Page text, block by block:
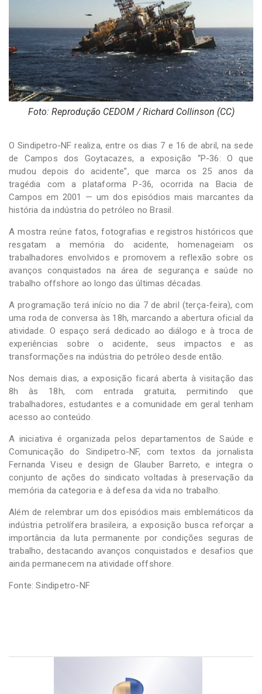
Foto: Reprodução CEDOM / Richard Collinson (CC)
O Sindipetro-NF realiza, entre os dias 7 e 16 de abril, na sede
de Campos dos Goytacazes, a exposição “P-36: O que
mudou depois do acidente”, que marca os 25 anos da
tragédia com a plataforma P-36, ocorrida na Bacia de
Campos em 2001 — um dos episódios mais marcantes da
história da indústria do petróleo no Brasil.
A mostra reúne fatos, fotografias e registros históricos que
resgatam a memória do acidente, homenageiam os
trabalhadores envolvidos e promovem a reflexão sobre os
avanços conquistados na área de segurança e saúde no
trabalho offshore ao longo das últimas décadas.
A programação terá início no dia 7 de abril (terça-feira), com
uma roda de conversa às 18h, marcando a abertura oficial da
atividade. O espaço será dedicado ao diálogo e à troca de
experiências sobre o acidente, seus impactos e as
transformações na indústria do petróleo desde então.
Nos demais dias, a exposição ficará aberta à visitação das
8h às 18h, com entrada gratuita, permitindo que
trabalhadores, estudantes e a comunidade em geral tenham
acesso ao conteúdo.
A iniciativa é organizada pelos departamentos de Saúde e
Comunicação do Sindipetro-NF, com textos da jornalista
Fernanda Viseu e design de Glauber Barreto, e integra o
conjunto de ações do sindicato voltadas à preservação da
memória da categoria e à defesa da vida no trabalho.
Além de relembrar um dos episódios mais emblemáticos da
indústria petrolífera brasileira, a exposição busca reforçar a
importância da luta permanente por condições seguras de
trabalho, destacando avanços conquistados e desafios que
ainda permanecem na atividade offshore.
Fonte: Sindipetro-NF